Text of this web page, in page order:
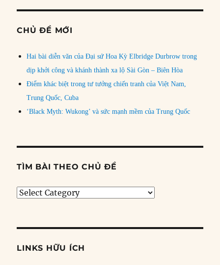
CHỦ ĐỀ MỚI
Hai bài diễn văn của Đại sứ Hoa Kỳ Elbridge Durbrow trong
dịp khởi công và khánh thành xa lộ Sài Gòn – Biên Hòa
Điểm khác biệt trong tư tưởng chiến tranh của Việt Nam,
Trung Quốc, Cuba
‘Black Myth: Wukong’ và sức mạnh mềm của Trung Quốc
TÌM BÀI THEO CHỦ ĐỀ
Tìm
đề
LINKS HỮU ÍCH